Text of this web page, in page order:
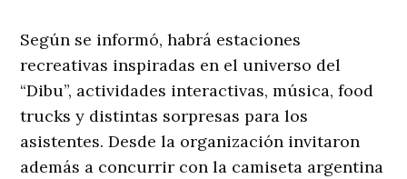
Según se informó, habrá estaciones
recreativas inspiradas en el universo del
“Dibu”, actividades interactivas, música, food
trucks y distintas sorpresas para los
asistentes. Desde la organización invitaron
además a concurrir con la camiseta argentina